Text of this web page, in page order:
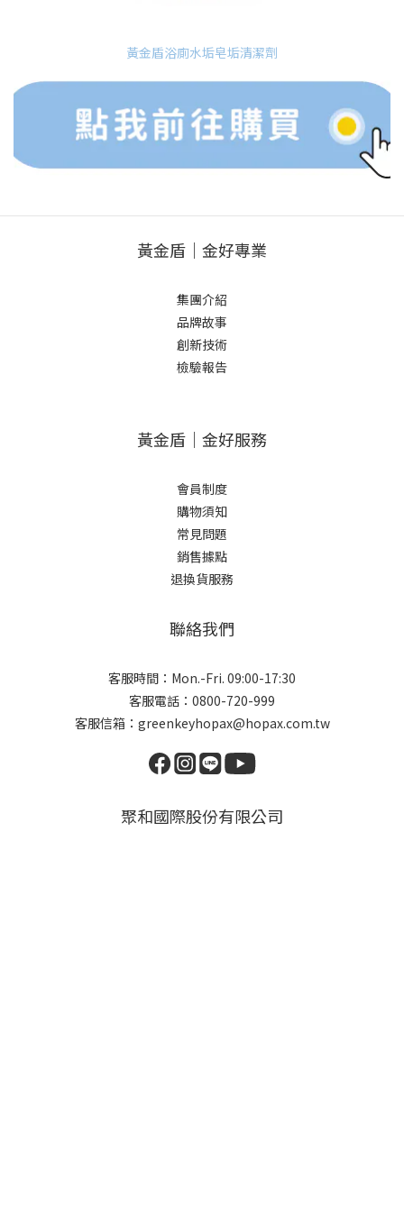
黃金盾浴廁水垢皂垢清潔劑
黃金盾｜金好專業
集團介紹
品牌故事
創新技術
檢驗報告
黃金盾｜金好服務
會員制度
購物須知
常見問題
銷售據點
退換貨服務
聯絡我們
客服時間：Mon.-Fri. 09:00-17:30
客服電話：0800-720-999
客服信箱：greenkeyhopax@hopax.com.tw
聚和國際股份有限公司